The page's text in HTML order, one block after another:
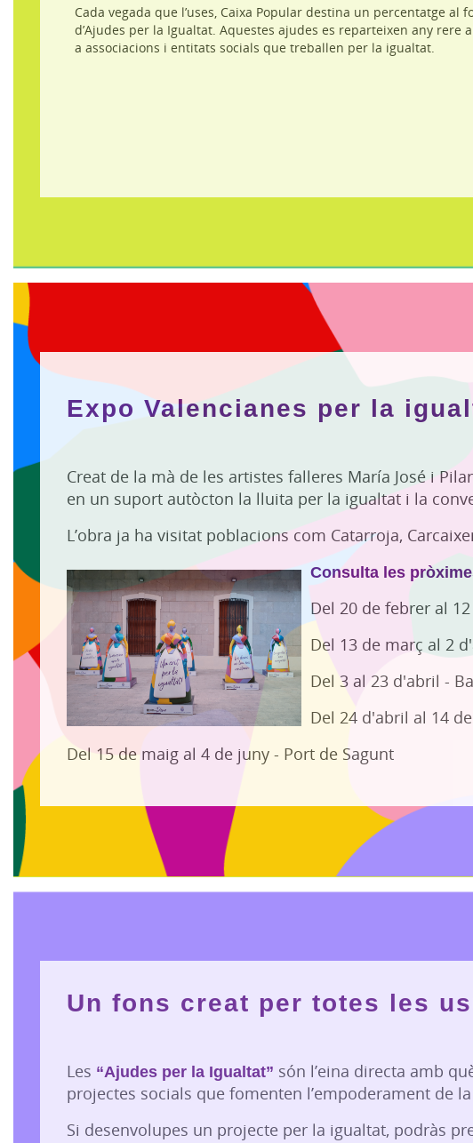
Cada vegada que l’uses, Caixa Popular destina un percentatge al
d’Ajudes per la Igualtat. Aquestes ajudes es reparteixen any rere
a associacions i entitats socials que treballen per la igualtat.
Expo Valencianes per la
Creat de la mà de les artistes falleres María José i
en un suport autòcton la lluita per la igualtat i la
L’obra ja ha visitat poblacions com Catarroja,
Consulta les
Del 20 de febrer al
Del 13 de març al 2
Del 3 al 23 d'abril -
Del 24 d'abril al 14
Del 15 de maig al 4 de juny - Port de Sagunt
Un fons creat per totes les
Les “Ajudes per la Igualtat” són l’eina directa amb
projectes socials que fomenten l’empoderament de
Si desenvolupes un projecte per la igualtat, podràs